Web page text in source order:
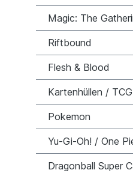
Magic: The
Riftbound
Flesh & Blood
Kartenhüllen /
Pokemon
Yu-Gi-Oh! / One
Dragonball Super